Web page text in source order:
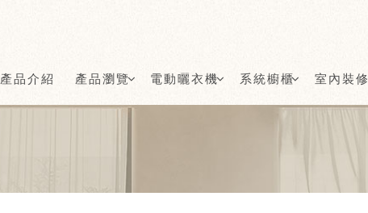
產品介紹 產品瀏覽 電動曬衣機 系統櫥櫃 室內裝修